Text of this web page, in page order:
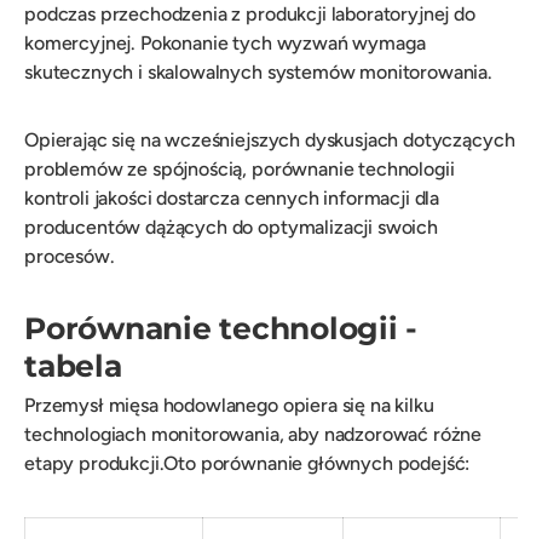
podczas przechodzenia z produkcji laboratoryjnej do
komercyjnej. Pokonanie tych wyzwań wymaga
skutecznych i skalowalnych systemów monitorowania.
Opierając się na wcześniejszych dyskusjach dotyczących
problemów ze spójnością, porównanie technologii
kontroli jakości dostarcza cennych informacji dla
producentów dążących do optymalizacji swoich
procesów.
Porównanie technologii -
tabela
Przemysł mięsa hodowlanego opiera się na kilku
technologiach monitorowania, aby nadzorować różne
etapy produkcji.Oto porównanie głównych podejść: